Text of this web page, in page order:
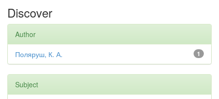
Discover
Author
1
Поляруш, К. А.
Subject